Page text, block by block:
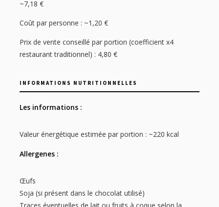
~7,18 €
Coût par personne : ~1,20 €
Prix de vente conseillé par portion (coefficient x4
restaurant traditionnel) : 4,80 €
INFORMATIONS NUTRITIONNELLES
Les informations :
Valeur énergétique estimée par portion : ~220 kcal
Allergenes :
Œufs
Soja (si présent dans le chocolat utilisé)